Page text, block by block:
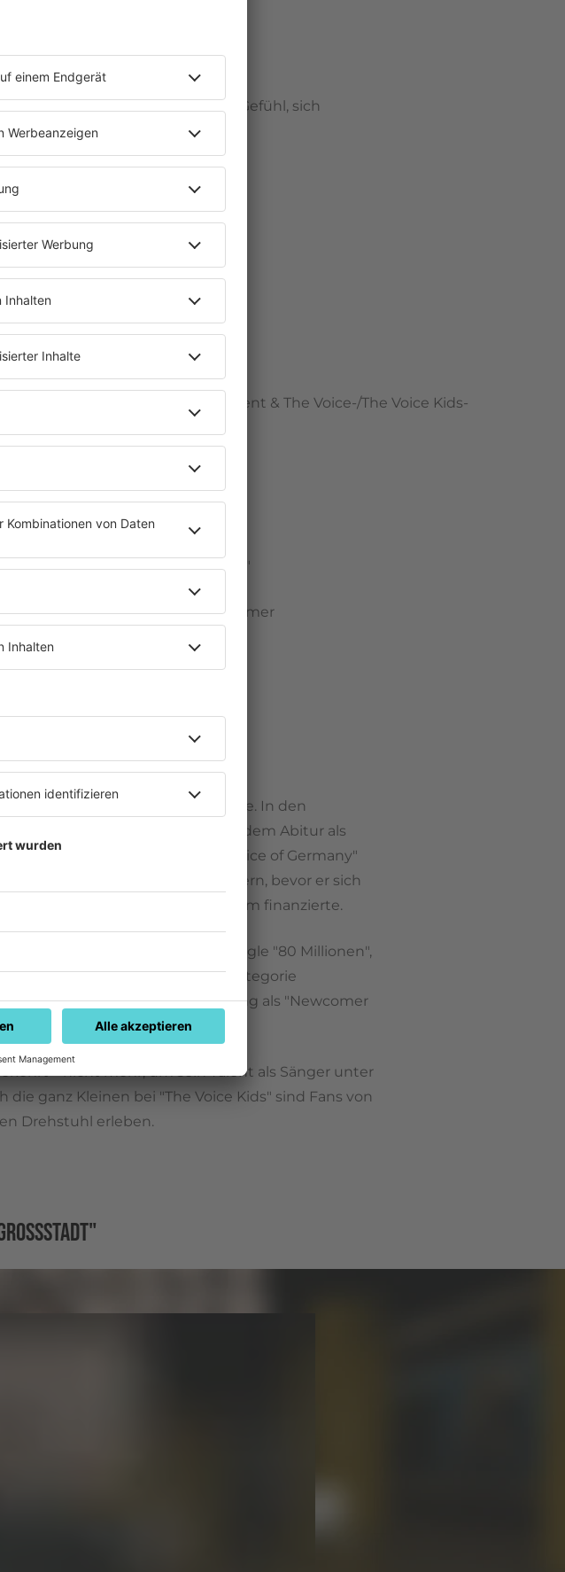
dem Ort zu tun hat als mit dem Gefühl, sich
Name:Max Giesinger
Sänger, Songwriter, Produzent & The Voice-/The Voice Kids-
Größe:176 cm
Bekanntester Song:"80 Millionen"
Kurioses:Er hat gerne Liebeskummer
Punkband "Deadly Punks" wurde. In den
Formationen, bevor er nach dem Abitur als
der ersten Staffel von "The Voice of Germany"
den vierten Platz im Finale sichern, bevor er sich
Aufnahmen für sein Debütalbum finanzierte.
Giesinger veröffentlichte die Single "80 Millionen",
nicht nur einen Bambi in der Kategorie
Act" sowie die Auszeichnung als "Newcomer
– nicht mehr, um sein Talent als Sänger unter
ganz Kleinen bei "The Voice Kids" sind Fans von
Drehstuhl erleben.